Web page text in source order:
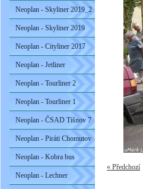
Neoplan - Skyliner 2019_2
Neoplan - Skyliner 2019
Neoplan - Cityliner 2017
Neoplan - Jetliner
Neoplan - Tourliner 2
Neoplan - Tourliner 1
Neoplan - ČSAD Tišnov 7
Neoplan - Piráti Chomutov
Neoplan - Kobra bus
Neoplan - Lechner
« Předchozí